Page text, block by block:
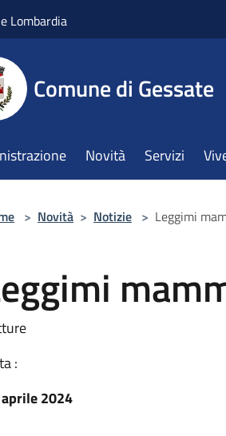
Lombardia
Comune di Gessate
Novità Servizi
> Novità > Notizie > Leggimi
:
2024